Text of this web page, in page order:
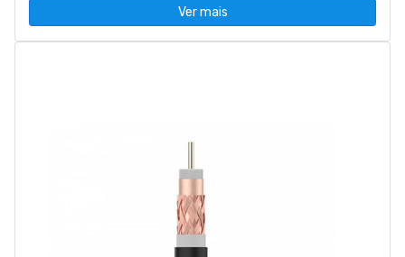
Ver mais